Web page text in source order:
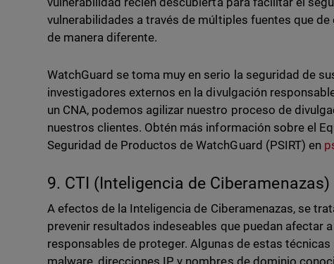
vulnerabilidades a través de múltiples fuentes que
de manera diferente.
WatchGuard se toma muy en serio la seguridad de
investigadores externos en la divulgación
un CNA, podemos agilizar nuestro proceso de
nuestros clientes. Obtén más información sobre el
Seguridad de Productos de WatchGuard (PSIRT) en
9. CTI (Inteligencia de Ciberamenazas)
A efectos de la Inteligencia de Ciberamenazas, se
prevenir resultados indeseables que puedan afectar
responsables de proteger. Algunas de estas
malware, direcciones IP y nombres de dominio